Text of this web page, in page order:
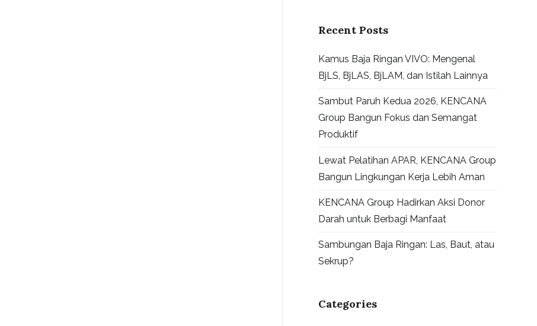
Recent Posts
Kamus Baja Ringan VIVO: Mengenal
BjLS, BjLAS, BjLAM, dan Istilah Lainnya
Sambut Paruh Kedua 2026, KENCANA
Group Bangun Fokus dan Semangat
Produktif
Lewat Pelatihan APAR, KENCANA Group
Bangun Lingkungan Kerja Lebih Aman
KENCANA Group Hadirkan Aksi Donor
Darah untuk Berbagi Manfaat
Sambungan Baja Ringan: Las, Baut, atau
Sekrup?
Categories